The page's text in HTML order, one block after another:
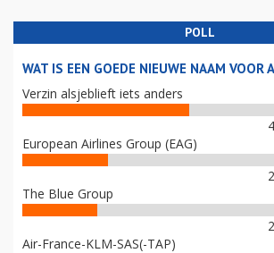
POLL
WAT IS EEN GOEDE NIEUWE NAAM VOOR
Verzin alsjeblieft iets anders
European Airlines Group (EAG)
The Blue Group
Air-France-KLM-SAS(-TAP)